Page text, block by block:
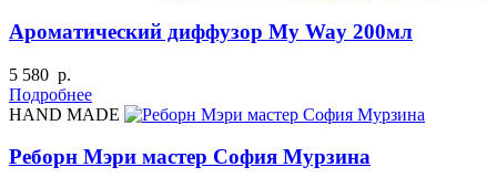
Ароматический диффузор My Way 200мл
5 580 р.
Подробнее
HAND MADE
Реборн Мэри мастер София Мурзина